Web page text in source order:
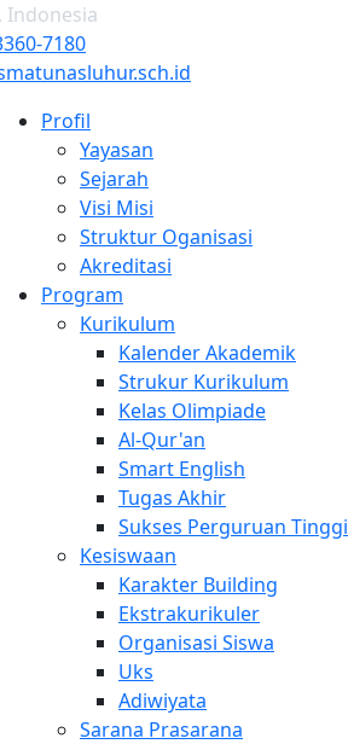
Indonesia
7180
Profil
Yayasan
Sejarah
Visi Misi
Struktur Oganisasi
Akreditasi
Program
Kurikulum
Kalender Akademik
Strukur Kurikulum
Kelas Olimpiade
Al-Qur'an
Smart English
Tugas Akhir
Sukses Perguruan Tinggi
Kesiswaan
Karakter Building
Ekstrakurikuler
Organisasi Siswa
Uks
Adiwiyata
Sarana Prasarana